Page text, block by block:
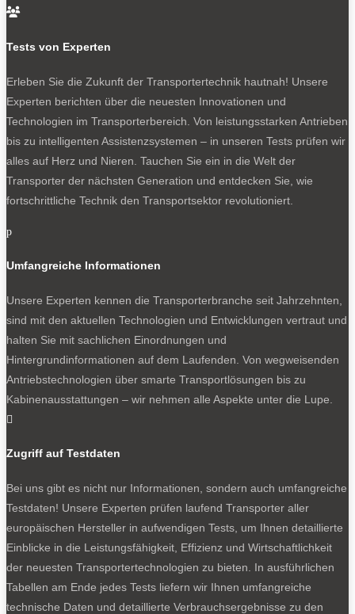

Tests von Experten
Erleben Sie die Zukunft der Transportertechnik hautnah! Unsere
Experten berichten über die neuesten Innovationen und
Technologien im Transporterbereich. Von leistungsstarken Antrieben
bis zu intelligenten Assistenzsystemen – in unseren Tests prüfen wir
alles auf Herz und Nieren. Tauchen Sie ein in die Welt der
Transporter der nächsten Generation und entdecken Sie, wie
fortschrittliche Technik den Transportsektor revolutioniert.
p
Umfangreiche Informationen
Unsere Experten kennen die Transporterbranche seit Jahrzehnten,
sind mit den aktuellen Technologien und Entwicklungen vertraut und
halten Sie mit sachlichen Einordnungen und
Hintergrundinformationen auf dem Laufenden. Von wegweisenden
Antriebstechnologien über smarte Transportlösungen bis zu
Kabinenausstattungen – wir nehmen alle Aspekte unter die Lupe.

Zugriff auf Testdaten
Bei uns gibt es nicht nur Informationen, sondern auch umfangreiche
Testdaten! Unsere Experten prüfen laufend Transporter aller
europäischen Hersteller in aufwendigen Tests, um Ihnen detaillierte
Einblicke in die Leistungsfähigkeit, Effizienz und Wirtschaftlichkeit
der neuesten Transportertechnologien zu bieten. In ausführlichen
Tabellen am Ende jedes Tests liefern wir Ihnen umfangreiche
technische Daten und detaillierte Verbrauchsergebnisse zu den